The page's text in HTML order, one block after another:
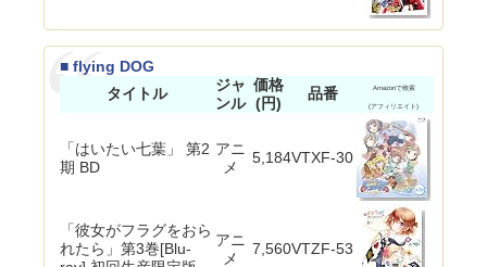
■ flying DOG
タイトル
ジャ
ンル
価格
(円)
品番 Amazonで検索
(アフィリエイト)
「はいたい七葉」 第2
期 BD
アニ
メ
5,184VTXF-30
「彼女がフラグをおら
れたら」第3巻[Blu-
アニ
メ
7,560VTZF-53